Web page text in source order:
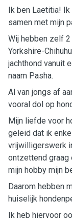
Ik ben Laetitia! Ik
samen met mijn
Wij hebben zelf
Yorkshire-
jachthond vanuit
naam Pasha.
Al van jongs af
vooral dol op
Mijn liefde voor
geleid dat ik
vrijwilligerswerk
ontzettend graag
mijn hobby mijn
Daarom hebben
huiselijk
Ik heb hiervoor